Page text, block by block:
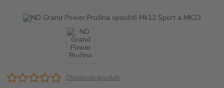
Ohodnotit produkt